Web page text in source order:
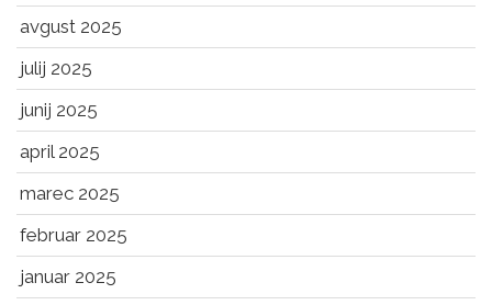
avgust 2025
julij 2025
junij 2025
april 2025
marec 2025
februar 2025
januar 2025